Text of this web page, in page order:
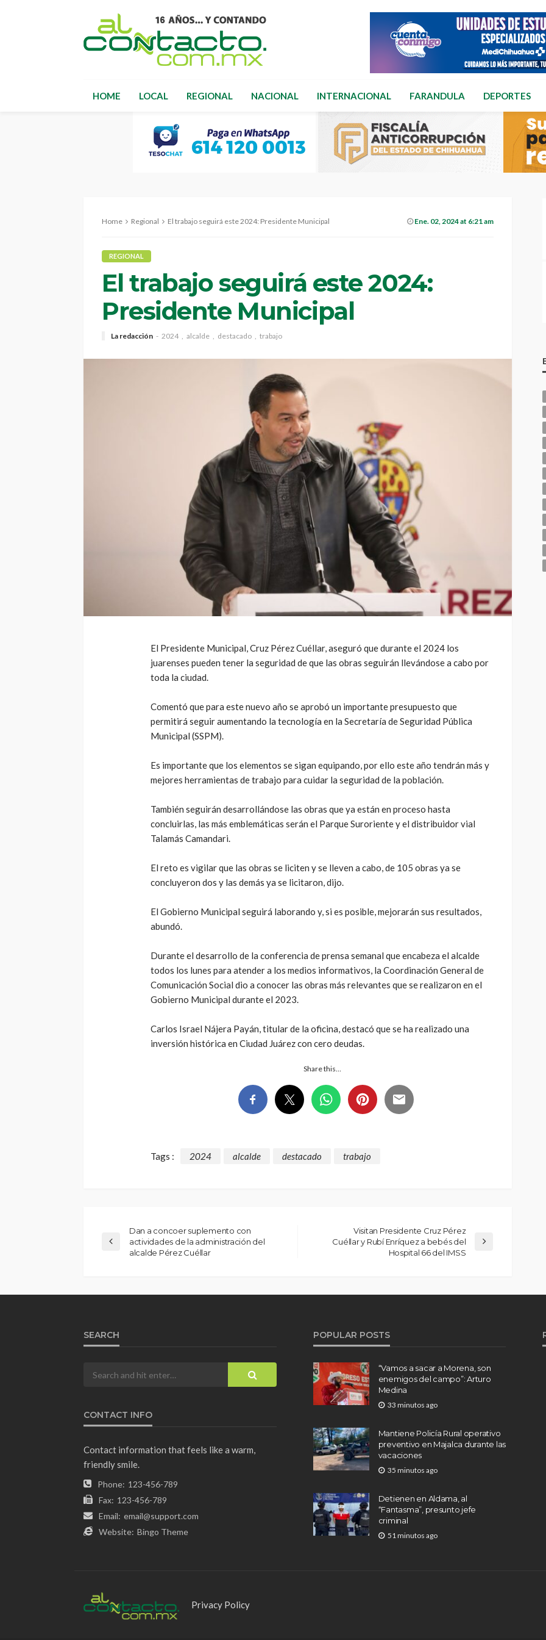
HOME LOCAL REGIONAL NACIONAL INTERNACIONAL FARANDULA DEPORTES
Home Regional El trabajo seguirá este 2024: Presidente Municipal Ene. 02, 2024 at 6:21 am
REGIONAL
El trabajo seguirá este 2024:
Presidente Municipal
La redacción 2024 alcalde destacado trabajo
El Presidente Municipal, Cruz Pérez Cuéllar, aseguró que durante el 2024 los
juarenses pueden tener la seguridad de que las obras seguirán llevándose a cabo por
toda la ciudad.
Comentó que para este nuevo año se aprobó un importante presupuesto que
permitirá seguir aumentando la tecnología en la Secretaría de Seguridad Pública
Municipal (SSPM).
Es importante que los elementos se sigan equipando, por ello este año tendrán más y
mejores herramientas de trabajo para cuidar la seguridad de la población.
También seguirán desarrollándose las obras que ya están en proceso hasta
concluirlas, las más emblemáticas serán el Parque Suroriente y el distribuidor vial
Talamás Camandari.
El reto es vigilar que las obras se liciten y se lleven a cabo, de 105 obras ya se
concluyeron dos y las demás ya se licitaron, dijo.
El Gobierno Municipal seguirá laborando y, si es posible, mejorarán sus resultados,
abundó.
Durante el desarrollo de la conferencia de prensa semanal que encabeza el alcalde
todos los lunes para atender a los medios informativos, la Coordinación General de
Comunicación Social dio a conocer las obras más relevantes que se realizaron en el
Gobierno Municipal durante el 2023.
Carlos Israel Nájera Payán, titular de la oficina, destacó que se ha realizado una
inversión histórica en Ciudad Juárez con cero deudas.
Share this…
Tags : 2024 alcalde destacado trabajo
Dan a concoer suplemento con
actividades de la administración del
alcalde Pérez Cuéllar
Visitan Presidente Cruz Pérez
Cuéllar y Rubí Enríquez a bebés del
Hospital 66 del IMSS
SEARCH
CONTACT INFO
Contact information that feels like a warm,
friendly smile.
Phone: 123-456-789
Fax: 123-456-789
Email: email@support.com
Website: Bingo Theme
POPULAR POSTS
“Vamos a sacar a Morena, son
enemigos del campo”: Arturo
Medina
33 minutos ago
Mantiene Policía Rural operativo
preventivo en Majalca durante las
vacaciones
35 minutos ago
Detienen en Aldama, al
“Fantasma”, presunto jefe
criminal
51 minutos ago
Privacy Policy